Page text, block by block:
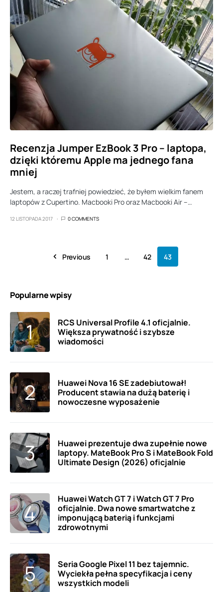
Recenzja Jumper EzBook 3 Pro – laptopa,
dzięki któremu Apple ma jednego fana
mniej
Jestem, a raczej trafniej powiedzieć, że byłem wielkim fanem
laptopów z Cupertino. Macbooki Pro oraz Macbooki Air –…
12 LISTOPADA 2017 0 COMMENTS
Previous 1 … 42 43
Popularne wpisy
RCS Universal Profile 4.1 oficjalnie.
Większa prywatność i szybsze
wiadomości
Huawei Nova 16 SE zadebiutował!
Producent stawia na dużą baterię i
nowoczesne wyposażenie
Huawei prezentuje dwa zupełnie nowe
laptopy. MateBook Pro S i MateBook Fold
Ultimate Design (2026) oficjalnie
Huawei Watch GT 7 i Watch GT 7 Pro
oficjalnie. Dwa nowe smartwatche z
imponującą baterią i funkcjami
zdrowotnymi
Seria Google Pixel 11 bez tajemnic.
Wyciekła pełna specyfikacja i ceny
wszystkich modeli